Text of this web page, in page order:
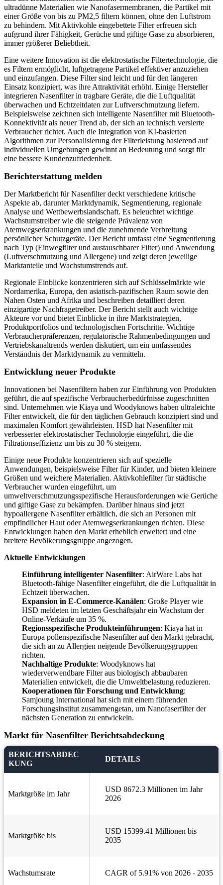
ultradünne Materialien wie Nanofasermembranen, die Partikel mit
einer Größe von bis zu PM2,5 filtern können, ohne den Luftstrom
zu behindern. Mit Aktivkohle eingebettete Filter erfreuen sich
aufgrund ihrer Fähigkeit, Gerüche und giftige Gase zu absorbieren,
immer größerer Beliebtheit.
Eine weitere Innovation ist die elektrostatische Filtertechnologie, die
es Filtern ermöglicht, luftgetragene Partikel effektiver anzuziehen
und einzufangen. Diese Filter sind leicht und für den längeren
Einsatz konzipiert, was ihre Attraktivität erhöht. Einige Hersteller
integrieren Nasenfilter in tragbare Geräte, die die Luftqualität
überwachen und Echtzeitdaten zur Luftverschmutzung liefern.
Beispielsweise zeichnen sich intelligente Nasenfilter mit Bluetooth-
Konnektivität als neuer Trend ab, der sich an technisch versierte
Verbraucher richtet. Auch die Integration von KI-basierten
Algorithmen zur Personalisierung der Filterleistung basierend auf
individuellen Umgebungen gewinnt an Bedeutung und sorgt für
eine bessere Kundenzufriedenheit.
Berichterstattung melden
Der Marktbericht für Nasenfilter deckt verschiedene kritische
Aspekte ab, darunter Marktdynamik, Segmentierung, regionale
Analyse und Wettbewerbslandschaft. Es beleuchtet wichtige
Wachstumstreiber wie die steigende Prävalenz von
Atemwegserkrankungen und die zunehmende Verbreitung
persönlicher Schutzgeräte. Der Bericht umfasst eine Segmentierung
nach Typ (Einwegfilter und austauschbarer Filter) und Anwendung
(Luftverschmutzung und Allergene) und zeigt deren jeweilige
Marktanteile und Wachstumstrends auf.
Regionale Einblicke konzentrieren sich auf Schlüsselmärkte wie
Nordamerika, Europa, den asiatisch-pazifischen Raum sowie den
Nahen Osten und Afrika und beschreiben detailliert deren
einzigartige Nachfragetreiber. Der Bericht stellt auch wichtige
Akteure vor und bietet Einblicke in ihre Marktstrategien,
Produktportfolios und technologischen Fortschritte. Wichtige
Verbraucherpräferenzen, regulatorische Rahmenbedingungen und
Vertriebskanaltrends werden diskutiert, um ein umfassendes
Verständnis der Marktdynamik zu vermitteln.
Entwicklung neuer Produkte
Innovationen bei Nasenfiltern haben zur Einführung von Produkten
geführt, die auf spezifische Verbraucherbedürfnisse zugeschnitten
sind. Unternehmen wie Kiaya und Woodyknows haben ultraleichte
Filter entwickelt, die für den täglichen Gebrauch konzipiert sind und
maximalen Komfort gewährleisten. HSD hat Nasenfilter mit
verbesserter elektrostatischer Technologie eingeführt, die die
Filtrationseffizienz um bis zu 30 % steigern.
Einige neue Produkte konzentrieren sich auf spezielle
Anwendungen, beispielsweise Filter für Kinder, und bieten kleinere
Größen und weichere Materialien. Aktivkohlefilter für städtische
Verbraucher wurden eingeführt, um
umweltverschmutzungsspezifische Herausforderungen wie Gerüche
und giftige Gase zu bekämpfen. Darüber hinaus sind jetzt
hypoallergene Nasenfilter erhältlich, die sich an Personen mit
empfindlicher Haut oder Atemwegserkrankungen richten. Diese
Entwicklungen haben den Markt erheblich erweitert und eine
breitere Bevölkerungsgruppe angezogen.
Aktuelle Entwicklungen
Einführung intelligenter Nasenfilter: AirWare Labs hat
Bluetooth-fähige Nasenfilter eingeführt, die die Luftqualität in
Echtzeit überwachen.
Expansion in E-Commerce-Kanälen: Große Player wie
HSD meldeten im letzten Geschäftsjahr ein Wachstum der
Online-Verkäufe um 35 %.
Regionsspezifische Produkteinführungen: Kiaya hat in
Europa pollenspezifische Nasenfilter auf den Markt gebracht,
die sich an zu Allergien neigende Bevölkerungsgruppen
richten.
Nachhaltige Produkte: Woodyknows hat
wiederverwendbare Filter aus biologisch abbaubaren
Materialien entwickelt, die die Umweltbelastung reduzieren.
Kooperationen für Forschung und Entwicklung:
Samjoung International hat sich mit einem führenden
Forschungsinstitut zusammengetan, um Nanofaserfilter der
nächsten Generation zu entwickeln.
Markt für Nasenfilter Berichtsabdeckung
BERICHTSABDEC
KUNG
DETAILS
Marktgröße im Jahr
USD 8672.3 Millionen im Jahr
2026
Marktgröße bis
USD 15399.41 Millionen bis
2035
Wachstumsrate CAGR of 5.91% von 2026 - 2035